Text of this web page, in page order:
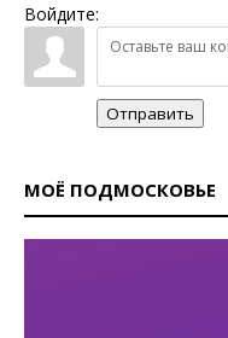
Войдите:
Отправить
МОЁ ПОДМОСКОВЬЕ